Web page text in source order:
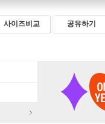
사이즈비교 공유하기